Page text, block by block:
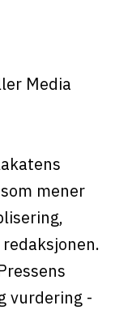
Media
mener
vurdering -